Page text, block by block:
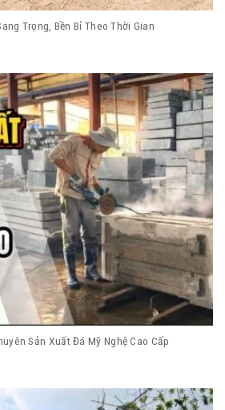
Trọng, Bền Bỉ Theo Thời Gian
Sản Xuất Đá Mỹ Nghệ Cao Cấp